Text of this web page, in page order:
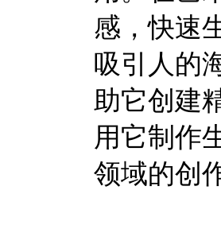
感，快速
吸引人的
助它创建
用它制作
领域的创